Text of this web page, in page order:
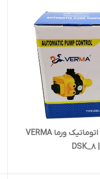
ست کنترل / اتوماتیک ورما VERMA